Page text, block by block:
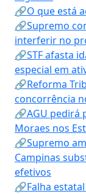
🔗O que está
🔗Supremo
interferir no
🔗STF afasta
especial em
🔗Reforma
concorrência
🔗AGU pedirá
Moraes nos
🔗Supremo
Campinas
efetivos
🔗Falha